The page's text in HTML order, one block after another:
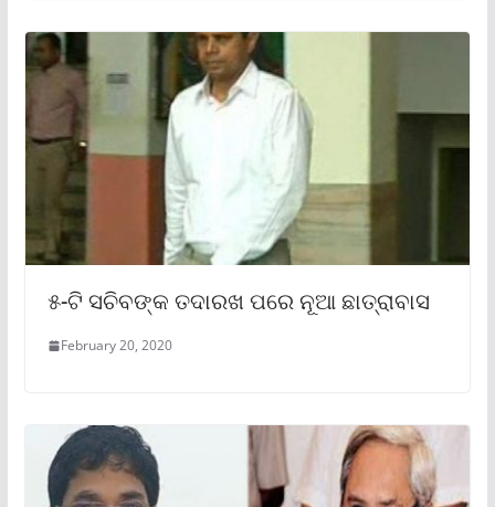
୫-ଟି ସଚିବଙ୍କ ତଦାରଖ ପରେ ନୂଆ ଛାତ୍ରାବାସ
February 20, 2020